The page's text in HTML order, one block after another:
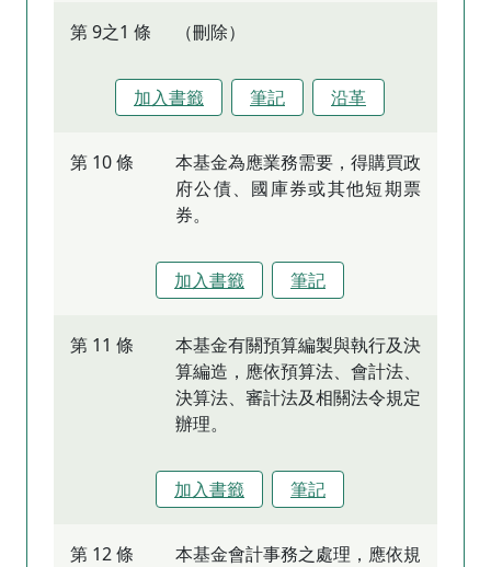
第 9之1 條 （刪除）
加入書籤 筆記 沿革
第 10 條
本基金為應業務需要，得購買政
府公債、國庫券或其他短期票
券。
加入書籤 筆記
第 11 條
本基金有關預算編製與執行及決
算編造，應依預算法、會計法、
決算法、審計法及相關法令規定
辦理。
加入書籤 筆記
第 12 條
本基金會計事務之處理，應依規